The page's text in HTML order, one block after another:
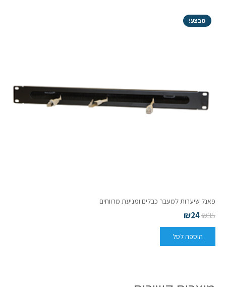
מבצע!
פאנל שיערות למעבר כבלים ומניעת מרווחים
₪35
₪24
הוספה לסל